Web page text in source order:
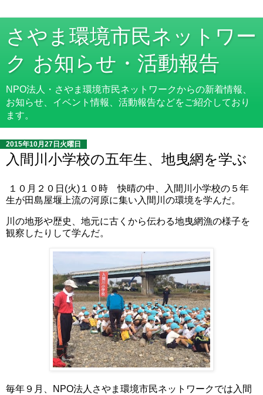
さやま環境市民ネットワー
ク お知らせ・活動報告
NPO法人・さやま環境市民ネットワークからの新着情報、
お知らせ、イベント情報、活動報告などをご紹介しており
ます。
2015年10月27日火曜日
入間川小学校の五年生、地曳網を学ぶ
１０月２０日(火)１０時 快晴の中、入間川小学校の５年
生が田島屋堰上流の河原に集い入間川の環境を学んだ。
川の地形や歴史、地元に古くから伝わる地曳網漁の様子を
観察したりして学んだ。
毎年９月、NPO法人さやま環境市民ネットワークでは入間